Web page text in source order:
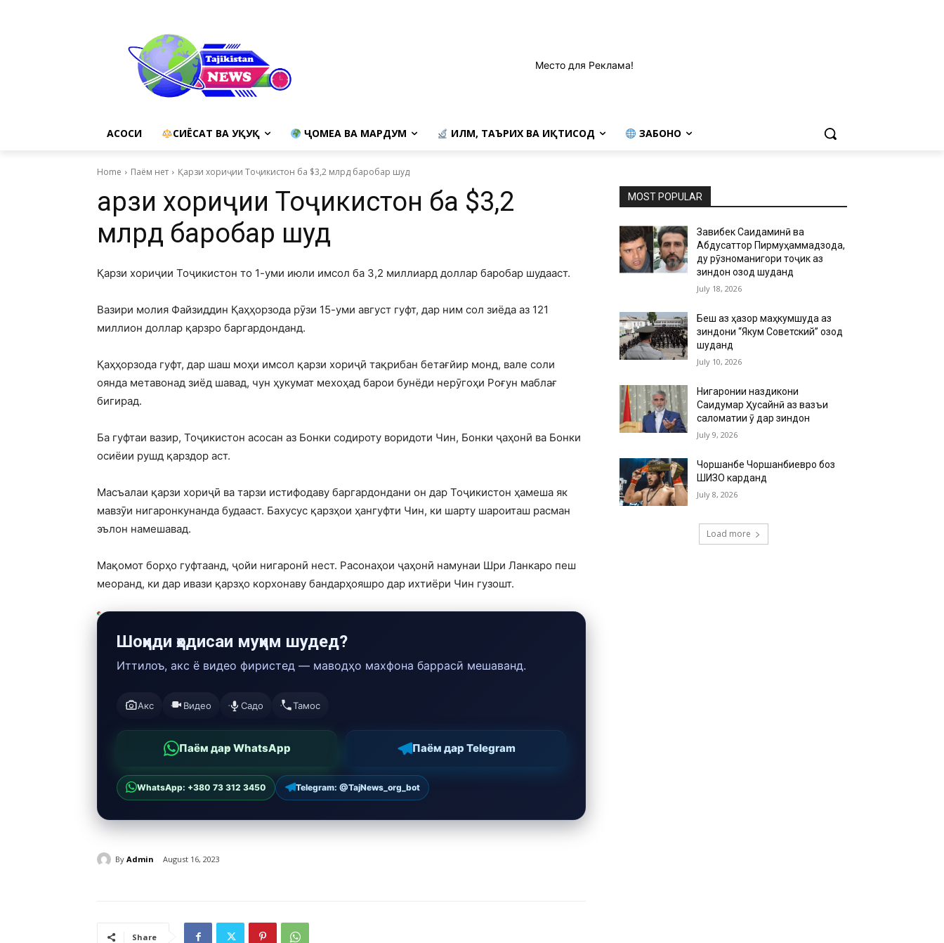
Место для Реклама!
АСОСИ СИЁСАТ ВА ҲУҚУҚ ҶОМЕА ВА МАРДУМ ИЛМ, ТАЪРИХ ВА ИҚТИСОД ЗАБОНҲО
Home Паём нет Қарзи хориҷии Тоҷикистон ба $3,2 млрд баробар шуд
Қарзи хориҷии Тоҷикистон ба $3,2
млрд баробар шуд
Қарзи хориҷии Тоҷикистон то 1-уми июли имсол ба 3,2 миллиард доллар баробар шудааст.
Вазири молия Файзиддин Қаҳҳорзода рӯзи 15-уми август гуфт, дар ним сол зиёда аз 121
миллион доллар қарзро баргардонданд.
Қаҳҳорзода гуфт, дар шаш моҳи имсол қарзи хориҷӣ тақрибан бетағйир монд, вале соли
оянда метавонад зиёд шавад, чун ҳукумат мехоҳад барои бунёди нерӯгоҳи Роғун маблағ
бигирад.
Ба гуфтаи вазир, Тоҷикистон асосан аз Бонки содироту воридоти Чин, Бонки ҷаҳонӣ ва Бонки
осиёии рушд қарздор аст.
Масъалаи қарзи хориҷӣ ва тарзи истифодаву баргардондани он дар Тоҷикистон ҳамеша як
мавзӯи нигаронкунанда будааст. Бахусус қарзҳои ҳангуфти Чин, ки шарту шароиташ расман
эълон намешавад.
Мақомот борҳо гуфтаанд, ҷойи нигаронӣ нест. Расонаҳои ҷаҳонӣ намунаи Шри Ланкаро пеш
меоранд, ки дар ивази қарзҳо корхонаву бандарҳояшро дар ихтиёри Чин гузошт.
Шоҳиди ҳодисаи муҳим шудед?
Иттилоъ, акс ё видео фиристед — маводҳо махфона баррасӣ мешаванд.
Акс Видео Садо Тамос
Паём дар WhatsApp Паём дар Telegram
WhatsApp: +380 73 312 3450 Telegram: @TajNews_org_bot
By Admin August 16, 2023
Share
MOST POPULAR
Завқибек Саидаминӣ ва
Абдусаттор Пирмуҳаммадзода,
ду рӯзноманигори тоҷик аз
зиндон озод шуданд
July 18, 2026
Беш аз ҳазор маҳкумшуда аз
зиндони “Якум Советский” озод
шуданд
July 10, 2026
Нигаронии наздикони
Саидумар Ҳусайнӣ аз вазъи
саломатии ӯ дар зиндон
July 9, 2026
Чоршанбе Чоршанбиевро боз
ШИЗО карданд
July 8, 2026
Load more